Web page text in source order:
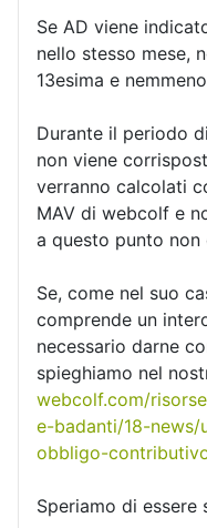
Se AD viene
nello stesso mese,
13esima e
Durante il periodo
non viene
verranno calcolati
MAV di webcolf e
a questo punto non
Se, come nel suo
comprende un
necessario darne
spieghiamo nel
webcolf.com/
e-badanti/18-
obbligo-
Speriamo di essere